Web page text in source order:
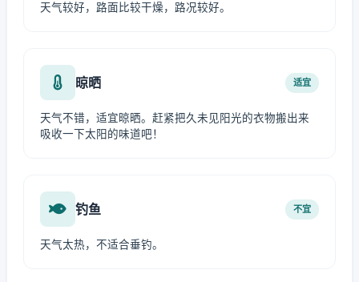
天气较好，路面比较干燥，路况较好。
晾晒 适宜
天气不错，适宜晾晒。赶紧把久未见阳光的衣物搬出来
吸收一下太阳的味道吧！
钓鱼 不宜
天气太热，不适合垂钓。